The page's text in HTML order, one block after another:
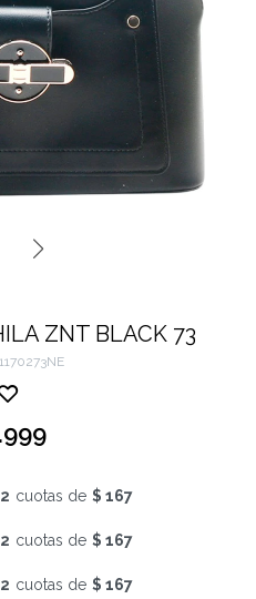
ZNT BLACK 73
cuotas de $ 167
cuotas de $ 167
cuotas de $ 167